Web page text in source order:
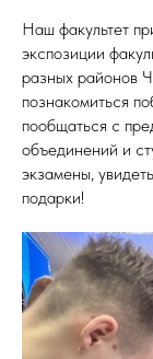
Наш факультет
экспозиции
разных районов
познакомиться
пообщаться с
объединений и
экзамены,
подарки!